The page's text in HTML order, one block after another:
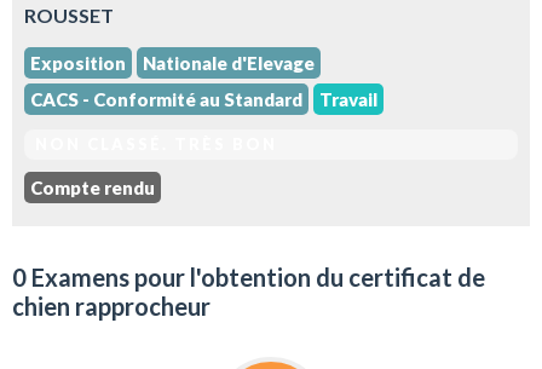
ROUSSET
Exposition
Nationale d'Elevage
CACS - Conformité au Standard
Travail
Compte rendu
0 Examens pour l'obtention du certificat de
chien rapprocheur